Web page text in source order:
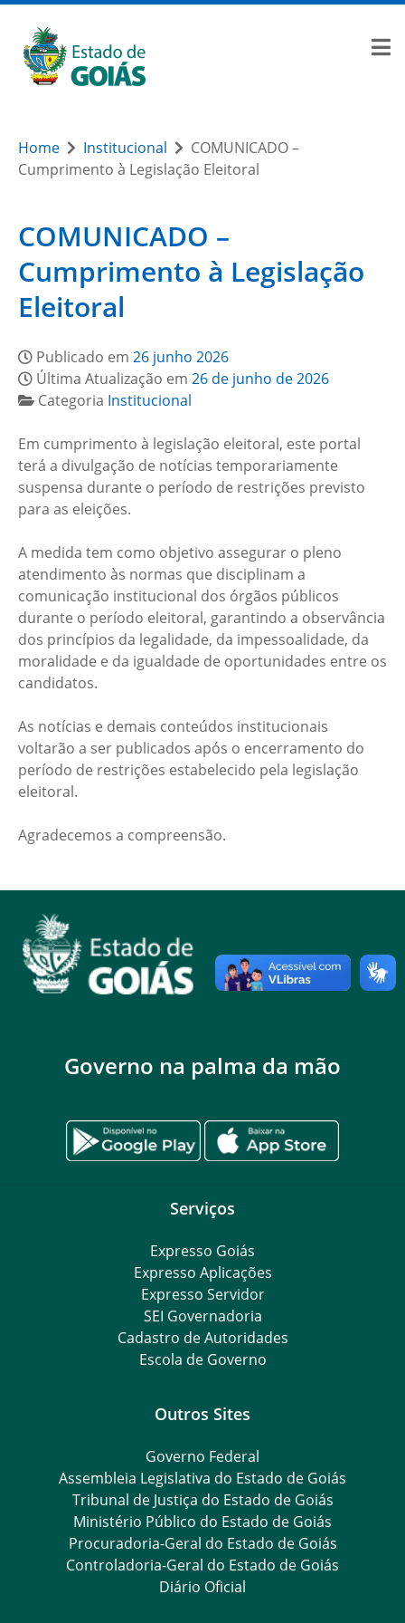
Home Institucional
COMUNICADO –
Cumprimento à Legislação Eleitoral
COMUNICADO –
Cumprimento à Legislação
Eleitoral
Publicado em 26 junho 2026
Última Atualização em 26 de junho de 2026
Categoria Institucional
Em cumprimento à legislação eleitoral, este portal
terá a divulgação de notícias temporariamente
suspensa durante o período de restrições previsto
para as eleições.
A medida tem como objetivo assegurar o pleno
atendimento às normas que disciplinam a
comunicação institucional dos órgãos públicos
durante o período eleitoral, garantindo a observância
dos princípios da legalidade, da impessoalidade, da
moralidade e da igualdade de oportunidades entre os
candidatos.
As notícias e demais conteúdos institucionais
voltarão a ser publicados após o encerramento do
período de restrições estabelecido pela legislação
eleitoral.
Agradecemos a compreensão.
Governo na palma da mão
Serviços
Expresso Goiás
Expresso Aplicações
Expresso Servidor
SEI Governadoria
Cadastro de Autoridades
Escola de Governo
Outros Sites
Governo Federal
Assembleia Legislativa do Estado de Goiás
Tribunal de Justiça do Estado de Goiás
Ministério Público do Estado de Goiás
Procuradoria-Geral do Estado de Goiás
Controladoria-Geral do Estado de Goiás
Diário Oficial